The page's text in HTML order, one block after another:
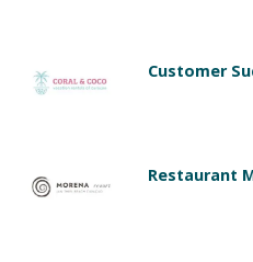
Customer
Restaurant